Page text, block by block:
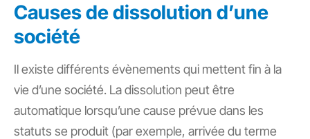
Causes de dissolution d’une
société
Il existe différents évènements qui mettent fin à la
vie d’une société. La dissolution peut être
automatique lorsqu’une cause prévue dans les
statuts se produit (par exemple, arrivée du terme